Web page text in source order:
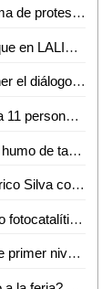
Alito Moreno visitará San Luis Potosí para toma de protesta de estructuras del PRI
Registra Futbol inglés pérdidas económicas que en LALIGA aseguró Javier Tebas
Gobierno de México reitera llamado a mantener el diálogo con CNTE
En Guerrero, autoridades federales detienen a 11 personas vinculadas con extorsión a prestadores de servicios turísticos
Gobierno estatal reconoce espacios libres de humo de tabaco y emisiones
Latidos de México hará vibrar el museo Federico Silva con Hunac-Ceel
Estudiantes de la UASLP desarrollan concreto fotocatalítico para reducir la contaminación del aire y mejorar la calidad del agua
Ricardo Gallardo garantiza una experiencia de primer nivel en la Fenapo 2026